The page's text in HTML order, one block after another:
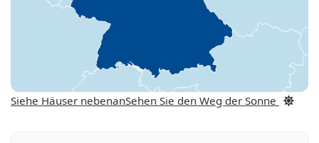
Siehe Häuser nebenanSehen Sie den Weg der Sonne